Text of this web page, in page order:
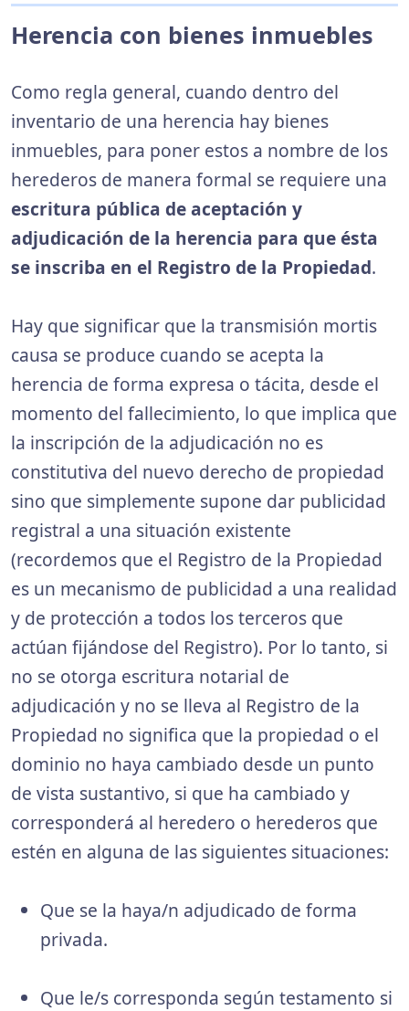
Herencia con bienes inmuebles
Como regla general, cuando dentro del
inventario de una herencia hay bienes
inmuebles, para poner estos a nombre de los
herederos de manera formal se requiere una
escritura pública de aceptación y
adjudicación de la herencia para que ésta
se inscriba en el Registro de la Propiedad.
Hay que significar que la transmisión mortis
causa se produce cuando se acepta la
herencia de forma expresa o tácita, desde el
momento del fallecimiento, lo que implica que
la inscripción de la adjudicación no es
constitutiva del nuevo derecho de propiedad
sino que simplemente supone dar publicidad
registral a una situación existente
(recordemos que el Registro de la Propiedad
es un mecanismo de publicidad a una realidad
y de protección a todos los terceros que
actúan fijándose del Registro). Por lo tanto, si
no se otorga escritura notarial de
adjudicación y no se lleva al Registro de la
Propiedad no significa que la propiedad o el
dominio no haya cambiado desde un punto
de vista sustantivo, si que ha cambiado y
corresponderá al heredero o herederos que
estén en alguna de las siguientes situaciones:
Que se la haya/n adjudicado de forma
privada.
Que le/s corresponda según testamento si